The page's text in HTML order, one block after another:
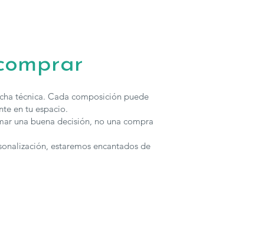
técnica. Cada composición puede
en tu espacio.
una buena decisión, no una compra
estaremos encantados de